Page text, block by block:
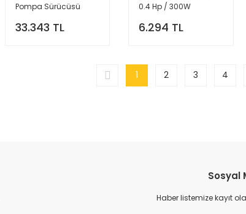
Pompa Sürücüsü
33.343 TL
0.4 Hp / 300W
6.294 TL
1 2 3 4
Sosyal
Haber listemize kayıt